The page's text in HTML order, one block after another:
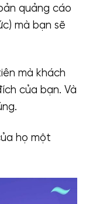
quảng cáo
mà bạn sẽ
mà khách
của bạn. Và
họ một